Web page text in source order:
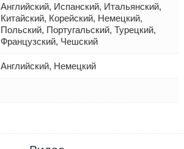
Английский, Испанский, Итальянский,
Китайский, Корейский, Немецкий,
Польский, Португальский, Турецкий,
Французский, Чешский
Английский, Немецкий